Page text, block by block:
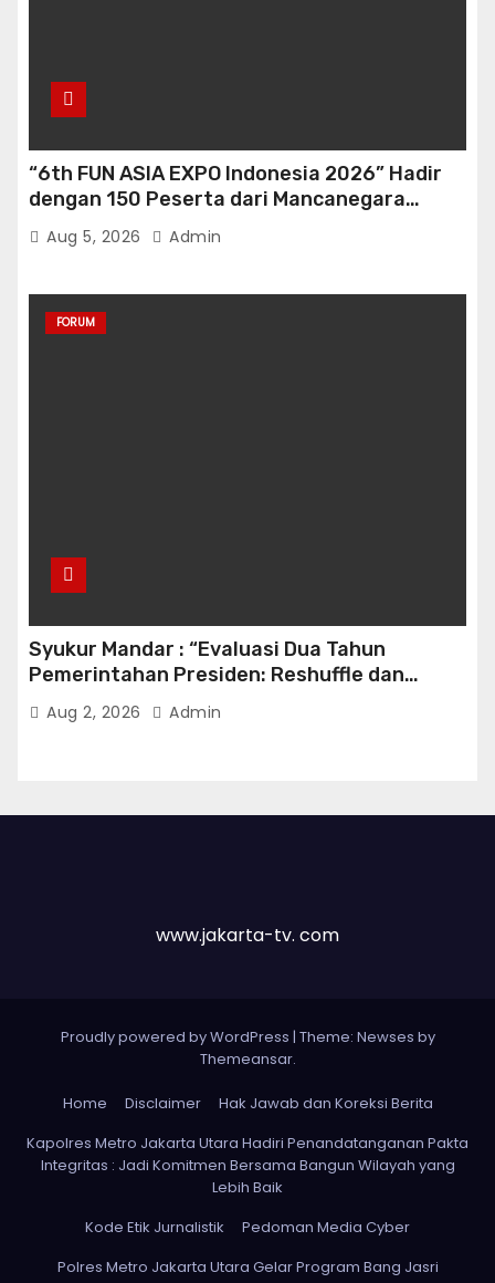
“6th FUN ASIA EXPO Indonesia 2026” Hadir
dengan 150 Peserta dari Mancanegara
perkuat Industri Taman Rekreasi Ekosistem
Pariwisata di Tanah Air
Aug 5, 2026 Admin
FORUM
Syukur Mandar : “Evaluasi Dua Tahun
Pemerintahan Presiden: Reshuffle dan
Efisiensi Kabinet Gemuk”
Aug 2, 2026 Admin
www.jakarta-tv. com
Proudly powered by WordPress | Theme: Newses by
Themeansar.
Home Disclaimer
Hak Jawab dan Koreksi Berita
Kapolres Metro Jakarta Utara Hadiri Penandatanganan Pakta
Integritas : Jadi Komitmen Bersama Bangun Wilayah yang
Lebih Baik
Kode Etik Jurnalistik
Pedoman Media Cyber
Polres Metro Jakarta Utara Gelar Program Bang Jasri